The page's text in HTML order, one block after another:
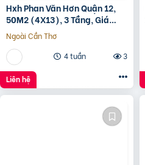
Hxh Phan Văn Hơn Quận 12,
50M2 (4X13), 3 Tầng, Giá
4.96 Tỷ
Ngoài Cần Thơ
4 tuần
3
Liên hệ